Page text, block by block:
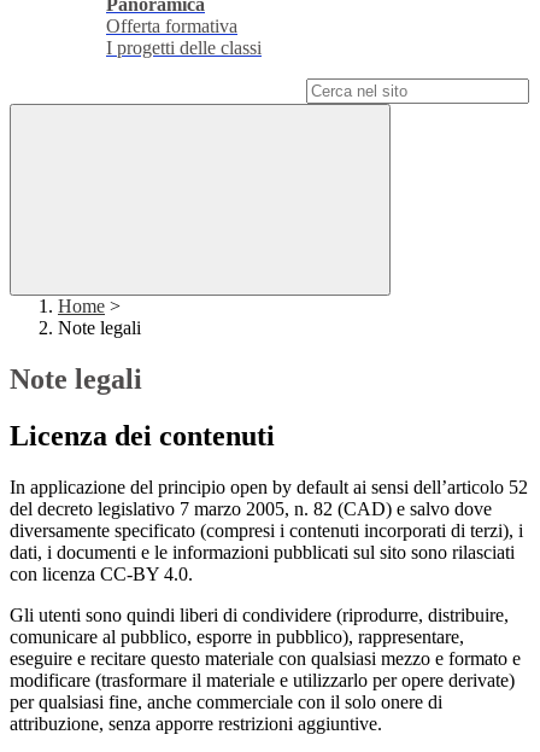
Panoramica
Offerta formativa
I progetti delle classi
Home >
Note legali
Note legali
Licenza dei contenuti
In applicazione del principio open by default ai sensi dell’articolo 52
del decreto legislativo 7 marzo 2005, n. 82 (CAD) e salvo dove
diversamente specificato (compresi i contenuti incorporati di terzi), i
dati, i documenti e le informazioni pubblicati sul sito sono rilasciati
con licenza CC-BY 4.0.
Gli utenti sono quindi liberi di condividere (riprodurre, distribuire,
comunicare al pubblico, esporre in pubblico), rappresentare,
eseguire e recitare questo materiale con qualsiasi mezzo e formato e
modificare (trasformare il materiale e utilizzarlo per opere derivate)
per qualsiasi fine, anche commerciale con il solo onere di
attribuzione, senza apporre restrizioni aggiuntive.